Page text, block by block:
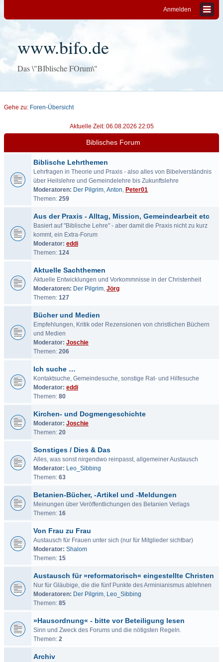
Anmelden
www.bifo.de
Das \"BIblische FOrum\"
Gehe zu: Foren-Übersicht
Aktuelle Zeit: 06.08.2026 22:05
Biblisches Forum
Biblische Lehrthemen
Lehrfragen in Theorie und Praxis - also alles von Bibelverständnis
über Heilslehre und Gemeindelehre bis Zukunftslehre
Moderatoren: Der Pilgrim, Anton, Peter01
Themen: 259
Aus der Praxis - Alltag, Mission, Gemeindearbeit etc
Basiert auf "Biblische Lehre" - aber damit die Praxis nicht zu kurz
kommt, ein Extra-Forum
Moderator: eddi
Themen: 124
Aktuelle Sachthemen
Aktuelle Entwicklungen und Vorkommnisse in der Christenheit
Moderatoren: Der Pilgrim, Jörg
Themen: 127
Bücher und Medien
Empfehlungen, Kritik oder Rezensionen von christlichen Büchern
und Medien
Moderator: Joschie
Themen: 206
Ich suche …
Kontaktsuche, Gemeindesuche, sonstige Rat- und Hilfesuche
Moderator: eddi
Themen: 80
Kirchen- und Dogmengeschichte
Moderator: Joschie
Themen: 20
Sonstiges / Dies & Das
Alles, was sonst nirgendwo reinpasst, allgemeiner Austausch
Moderator: Leo_Sibbing
Themen: 63
Betanien-Bücher, -Artikel und -Meldungen
Meinungen über Veröffentlichungen des Betanien Verlags
Themen: 16
Von Frau zu Frau
Austausch für Frauen unter sich (nur für Mitglieder sichtbar)
Moderator: Shalom
Themen: 15
Austausch für »reformatorisch« eingestellte Christen
Nur für Gläubige, die die fünf Punkte des Arminianismus ablehnen
Moderatoren: Der Pilgrim, Leo_Sibbing
Themen: 85
»Hausordnung« - bitte vor Beteiligung lesen
Sinn und Zweck des Forums und die nötigsten Regeln.
Themen: 2
Archiv